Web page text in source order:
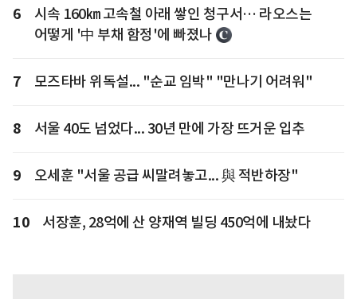
6
시속 160㎞ 고속철 아래 쌓인 청구서… 라오스는
어떻게 '中 부채 함정'에 빠졌나
7 모즈타바 위독설... "순교 임박" "만나기 어려워"
8 서울 40도 넘었다... 30년 만에 가장 뜨거운 입추
9 오세훈 "서울 공급 씨말려놓고... 與 적반하장"
10 서장훈, 28억에 산 양재역 빌딩 450억에 내놨다